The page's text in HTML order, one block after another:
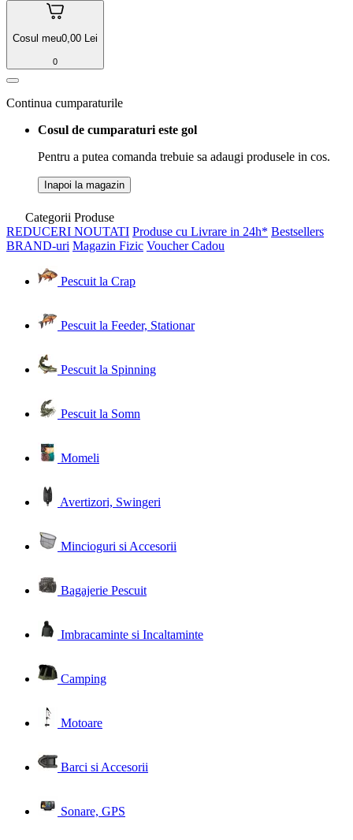
Cosul meu0,00 Lei
0
Continua cumparaturile
Cosul de cumparaturi este gol
Pentru a putea comanda trebuie sa adaugi produsele in cos.
Inapoi la magazin
Categorii Produse
REDUCERI NOUTATI Produse cu Livrare in 24h* Bestsellers
BRAND-uri Magazin Fizic Voucher Cadou
Pescuit la Crap
Pescuit la Feeder, Stationar
Pescuit la Spinning
Pescuit la Somn
Momeli
Avertizori, Swingeri
Mincioguri si Accesorii
Bagajerie Pescuit
Imbracaminte si Incaltaminte
Camping
Motoare
Barci si Accesorii
Sonare, GPS